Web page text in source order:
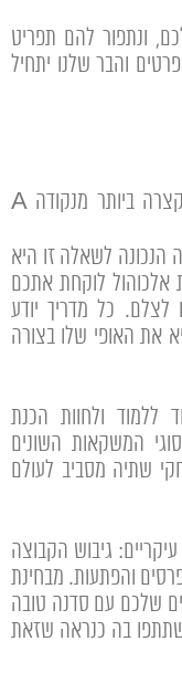
ונתפור להם תפריט
והבר שלנו יתחיל
נתחיל בחידה, מוכנים ? מה היא הדרך הקצרה ביותר מנקודה A
לשאלה זו היא
אלכוהול לוקחת אתכם
כל מדריך יודע
את האופי שלו בצורה
ולחוות הכנת
המשקאות השונים
שתיה מסביב לעולם
גיבוש הקבוצה
והפתעות. מבחינת
שלכם עם סדנה טובה
בה כנראה שזאת